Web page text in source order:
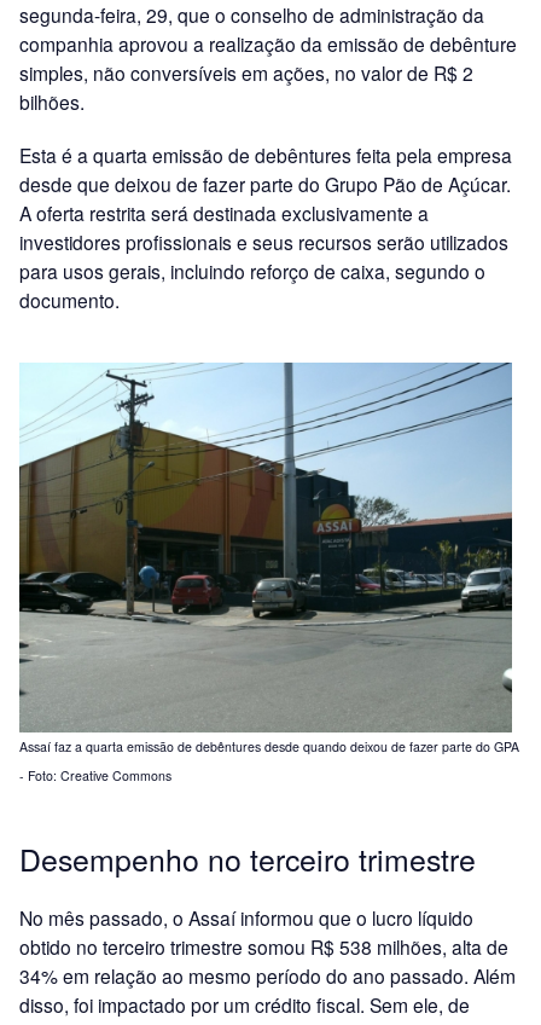
segunda-feira, 29, que o conselho de administração da
companhia aprovou a realização da emissão de debênture
simples, não conversíveis em ações, no valor de R$ 2
bilhões.
Esta é a quarta emissão de debêntures feita pela empresa
desde que deixou de fazer parte do Grupo Pão de Açúcar.
A oferta restrita será destinada exclusivamente a
investidores profissionais e seus recursos serão utilizados
para usos gerais, incluindo reforço de caixa, segundo o
documento.
Assaí faz a quarta emissão de debêntures desde quando deixou de fazer parte do GPA
- Foto: Creative Commons
Desempenho no terceiro trimestre
No mês passado, o Assaí informou que o lucro líquido
obtido no terceiro trimestre somou R$ 538 milhões, alta de
34% em relação ao mesmo período do ano passado. Além
disso, foi impactado por um crédito fiscal. Sem ele, de